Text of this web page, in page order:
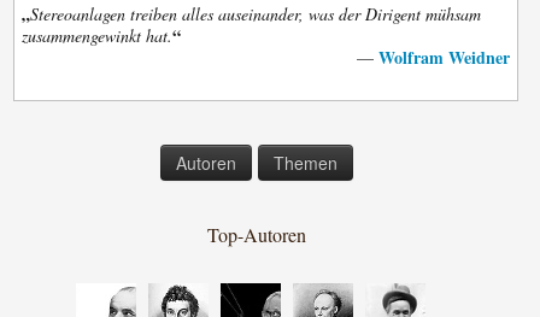
„Stereoanlagen treiben alles auseinander, was der Dirigent mühsam
zusammengewinkt hat.“
— Wolfram Weidner
Autoren Themen
Top-Autoren